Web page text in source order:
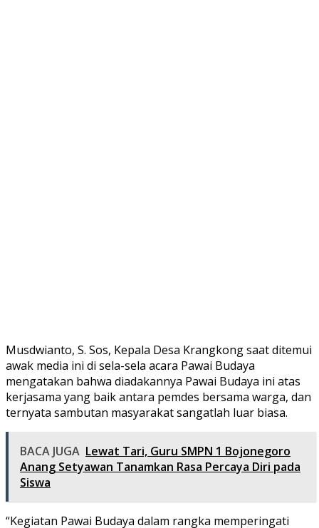
Musdwianto, S. Sos, Kepala Desa Krangkong saat ditemui
awak media ini di sela-sela acara Pawai Budaya
mengatakan bahwa diadakannya Pawai Budaya ini atas
kerjasama yang baik antara pemdes bersama warga, dan
ternyata sambutan masyarakat sangatlah luar biasa.
BACA JUGA Lewat Tari, Guru SMPN 1 Bojonegoro
Anang Setyawan Tanamkan Rasa Percaya Diri pada
Siswa
“Kegiatan Pawai Budaya dalam rangka memperingati